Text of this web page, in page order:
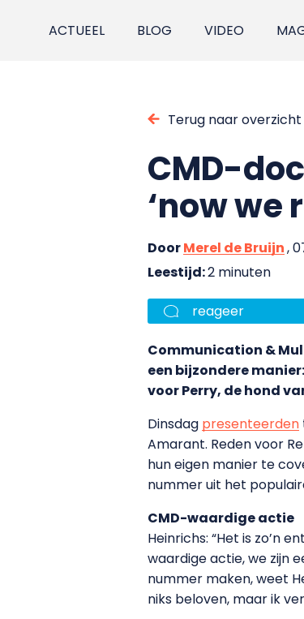
ACTUEEL BLOG VIDEO
Terug naar overzicht
CMD-
‘now we
DoorMerel de Bruijn,
Leestijd:2 minuten
reageer
Communication &
een bijzondere
voor Perry, de hond
Dinsdag presenteerden
Amarant. Reden voor
hun eigen manier te
nummer uit het
CMD-waardige actie
Heinrichs: “Het is zo’n
waardige actie, we zijn
nummer maken, weet
niks beloven, maar ik